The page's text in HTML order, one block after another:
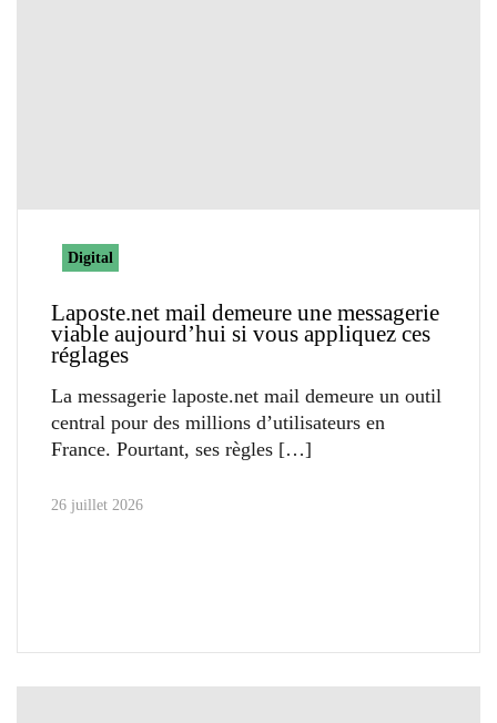
Digital
Laposte.net mail demeure une messagerie
viable aujourd’hui si vous appliquez ces
réglages
La messagerie laposte.net mail demeure un outil
central pour des millions d’utilisateurs en
France. Pourtant, ses règles
26 juillet 2026